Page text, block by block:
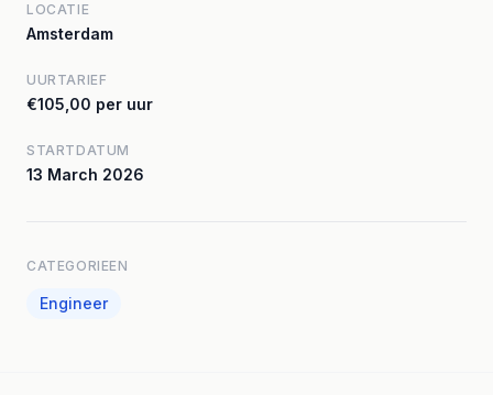
LOCATIE
Amsterdam
UURTARIEF
€105,00 per uur
STARTDATUM
13 March 2026
CATEGORIEEN
Engineer